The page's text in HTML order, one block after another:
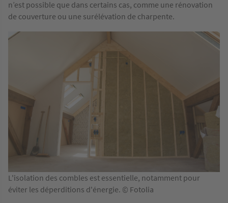
n’est possible que dans certains cas, comme une rénovation
de couverture ou une surélévation de charpente.
L'isolation des combles est essentielle, notamment pour
éviter les déperditions d'énergie. © Fotolia